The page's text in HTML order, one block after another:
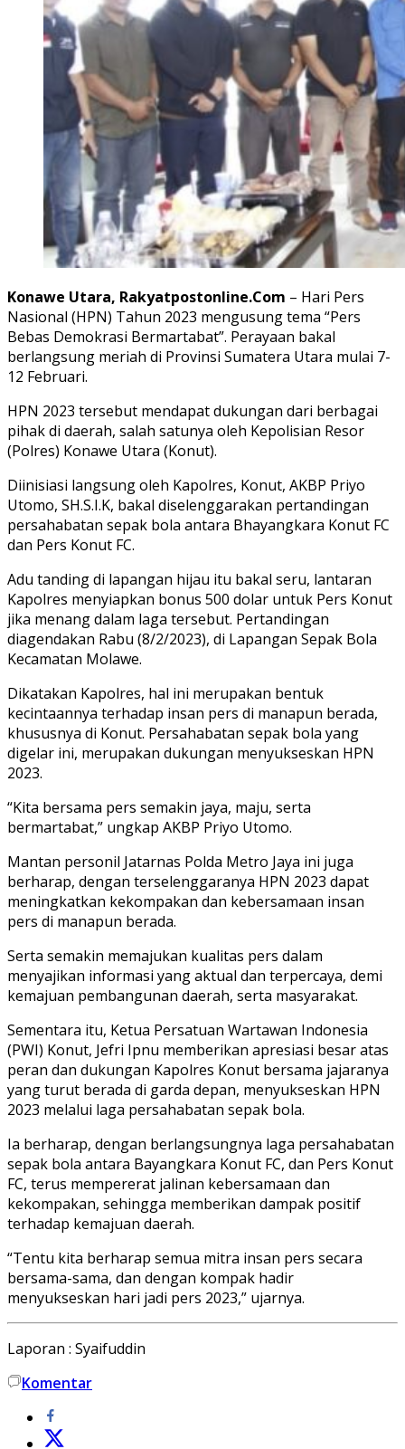
Konawe Utara, Rakyatpostonline.Com – Hari Pers
Nasional (HPN) Tahun 2023 mengusung tema “Pers
Bebas Demokrasi Bermartabat”. Perayaan bakal
berlangsung meriah di Provinsi Sumatera Utara mulai 7-
12 Februari.
HPN 2023 tersebut mendapat dukungan dari berbagai
pihak di daerah, salah satunya oleh Kepolisian Resor
(Polres) Konawe Utara (Konut).
Diinisiasi langsung oleh Kapolres, Konut, AKBP Priyo
Utomo, SH.S.I.K, bakal diselenggarakan pertandingan
persahabatan sepak bola antara Bhayangkara Konut FC
dan Pers Konut FC.
Adu tanding di lapangan hijau itu bakal seru, lantaran
Kapolres menyiapkan bonus 500 dolar untuk Pers Konut
jika menang dalam laga tersebut. Pertandingan
diagendakan Rabu (8/2/2023), di Lapangan Sepak Bola
Kecamatan Molawe.
Dikatakan Kapolres, hal ini merupakan bentuk
kecintaannya terhadap insan pers di manapun berada,
khususnya di Konut. Persahabatan sepak bola yang
digelar ini, merupakan dukungan menyukseskan HPN
2023.
“Kita bersama pers semakin jaya, maju, serta
bermartabat,” ungkap AKBP Priyo Utomo.
Mantan personil Jatarnas Polda Metro Jaya ini juga
berharap, dengan terselenggaranya HPN 2023 dapat
meningkatkan kekompakan dan kebersamaan insan
pers di manapun berada.
Serta semakin memajukan kualitas pers dalam
menyajikan informasi yang aktual dan terpercaya, demi
kemajuan pembangunan daerah, serta masyarakat.
Sementara itu, Ketua Persatuan Wartawan Indonesia
(PWI) Konut, Jefri Ipnu memberikan apresiasi besar atas
peran dan dukungan Kapolres Konut bersama jajaranya
yang turut berada di garda depan, menyukseskan HPN
2023 melalui laga persahabatan sepak bola.
Ia berharap, dengan berlangsungnya laga persahabatan
sepak bola antara Bayangkara Konut FC, dan Pers Konut
FC, terus mempererat jalinan kebersamaan dan
kekompakan, sehingga memberikan dampak positif
terhadap kemajuan daerah.
“Tentu kita berharap semua mitra insan pers secara
bersama-sama, dan dengan kompak hadir
menyukseskan hari jadi pers 2023,” ujarnya.
Laporan : Syaifuddin
Komentar